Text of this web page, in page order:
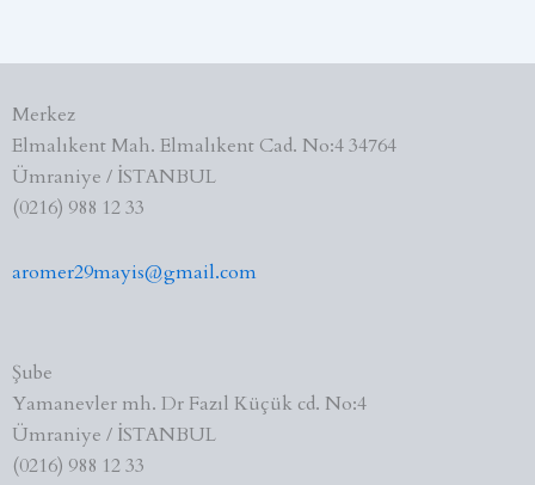
Merkez
Elmalıkent Mah. Elmalıkent Cad. No:4 34764
Ümraniye / İSTANBUL
(0216) 988 12 33
aromer29mayis@gmail.com
Şube
Yamanevler mh. Dr Fazıl Küçük cd. No:4
Ümraniye / İSTANBUL
(0216) 988 12 33